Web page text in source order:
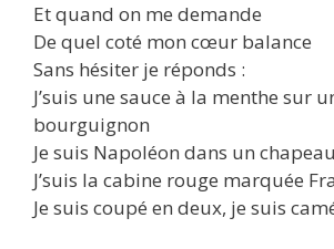
Et quand on me demande
De quel coté mon cœur balance
Sans hésiter je réponds :
J’suis une sauce à la menthe sur
bourguignon
Je suis Napoléon dans un
J’suis la cabine rouge marquée
Je suis coupé en deux, je suis